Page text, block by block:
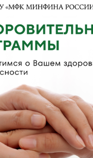
и иные акты в сфере
экспертиза
связанных с
расходах, об
характера
требований к
конфликта